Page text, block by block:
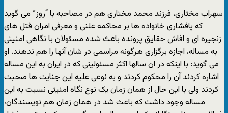
سهراب مختاری، فرزند محمد مختاری هم در مصاحبه با “روز” می گوید
که پافشاری خانواده ها بر محاکمه علنی و معرفی امران قتل های
زنجیره ای و افاش حقایق پرونده باعث شده مسئولان با نگاهی امنیتی
به مساله، اجازه برگزاری هرگونه مراسمی در شان آنها را هم ندهند. او
می گوید: با اینکه در ان سالها اکثر مسئولینی که در ایران به این مساله
اشاره کردند آن را محکوم کردند و به نوعی علیه این جنایت ها صحبت
کردند ولی با این حال از همان زمان یک نوع نگاه امنیتی نسبت به این
مساله وجود داشت که باعث شد در همان زمان هم نویسندگان،